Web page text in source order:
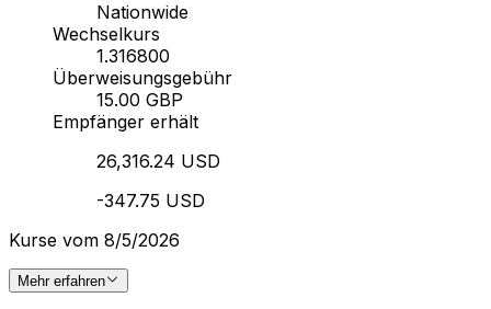
Nationwide
Wechselkurs
1.316800
Überweisungsgebühr
15.00 GBP
Empfänger erhält
26,316.24 USD
-347.75 USD
Kurse vom 8/5/2026
Mehr erfahren